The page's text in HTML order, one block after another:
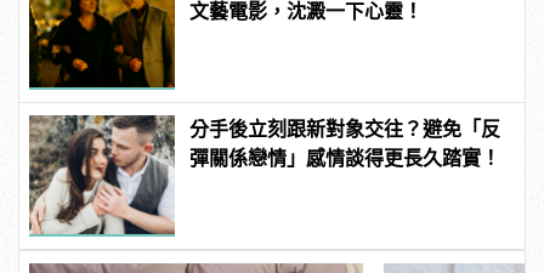
文藝電影，沈澱一下心靈！
分手後立刻跟新對象交往？避免「反
彈關係戀情」感情談得更長久踏實！